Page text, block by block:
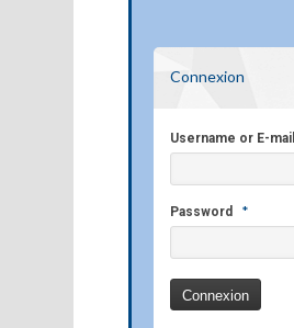
Connexion
Username or E-mail
Password *